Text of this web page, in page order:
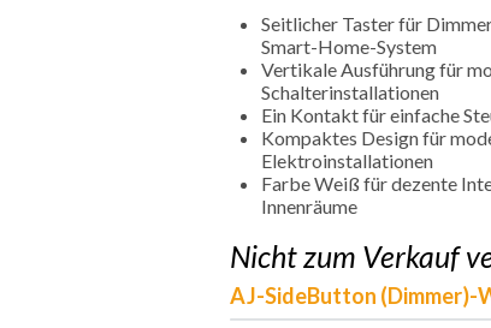
Seitlicher Taster für
Smart-Home-System
Vertikale Ausführung für
Schalterinstallationen
Ein Kontakt für einfache
Kompaktes Design für
Elektroinstallationen
Farbe Weiß für dezente
Innenräume
Nicht zum Verkauf
AJ-SideButton (Dimmer)-